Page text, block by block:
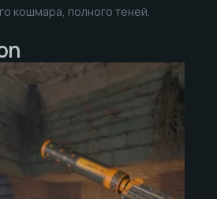
кошмара, полного теней.